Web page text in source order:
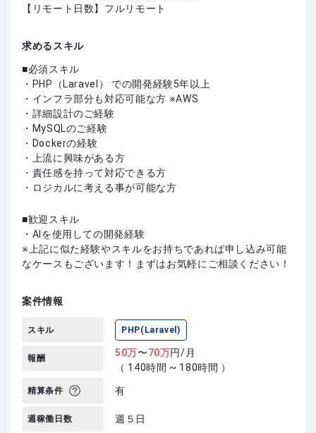
【リモート日数】フルリモート
求めるスキル
必須スキル
・PHP（Laravel） での開発経験5年以上
・インフラ部分も対応可能な方 ※AWS
・詳細設計のご経験
・MySQLのご経験
・Dockerの経験
・上流に興味がある方
・責任感を持って対応できる方
・ロジカルに考える事が可能な方
歓迎スキル
・AIを使用しての開発経験
上記に似た経験やスキルをお持ちであれば申し込み可能
なケースもございます！まずはお気軽にご相談ください！
案件情報
スキル PHP(Laravel)
報酬 50万〜70万円/月
（ 140時間 ~ 180時間 ）
精算条件 有
週稼働日数 週５日